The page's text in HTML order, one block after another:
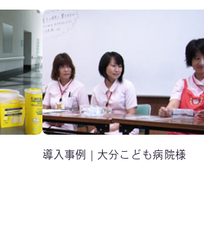
導入事例 | 大分こども病院様